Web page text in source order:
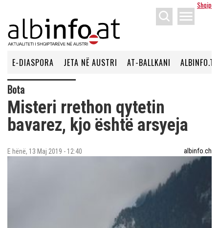
Shqip
menu
E-DIASPORA JETA NË AUSTRI AT-BALLKANI ALBINFO.TV
Bota
Misteri rrethon qytetin
bavarez, kjo është arsyeja
E hënë, 13 Maj 2019 - 12:40 albinfo.ch